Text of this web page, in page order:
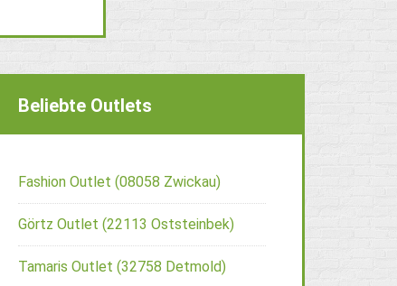
Beliebte Outlets
Fashion Outlet (08058 Zwickau)
Görtz Outlet (22113 Oststeinbek)
Tamaris Outlet (32758 Detmold)